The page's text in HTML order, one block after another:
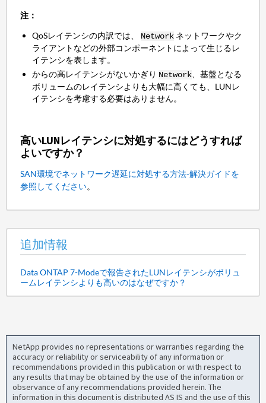
注：
QoSレイテンシの内訳では、 Network ネットワークやク
ライアントなどの外部コンポーネントによって生じるレ
イテンシを表します。
からの高レイテンシがないかぎり Network 、基盤となる
ボリュームのレイテンシよりも大幅に高くても、LUNレ
イテンシを考慮する必要はありません。
高いLUNレイテンシに対処するにはどうすれば
よいですか？
SAN環境でネットワーク遅延に対処する方法-解決ガイドを
参照してください。
追加情報
Data ONTAP 7-Modeで報告されたLUNレイテンシがボリュ
ームレイテンシよりも高いのはなぜですか？
NetApp provides no representations or warranties regarding the
accuracy or reliability or serviceability of any information or
recommendations provided in this publication or with respect to
any results that may be obtained by the use of the information or
observance of any recommendations provided herein. The
information in this document is distributed AS IS and the use of this